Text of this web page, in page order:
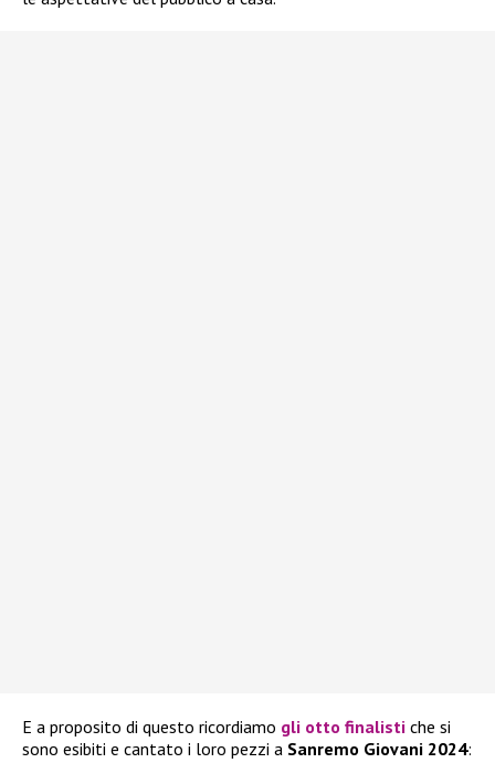
E a proposito di questo ricordiamo gli otto finalisti che si
sono esibiti e cantato i loro pezzi a Sanremo Giovani 2024: